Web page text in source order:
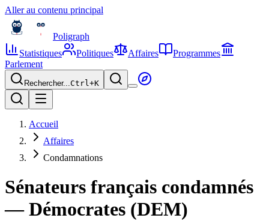
Aller au contenu principal
Poligraph
Statistiques
Politiques Affaires
Programmes
Parlement
Rechercher...Ctrl+K
Accueil
Affaires
Condamnations
Sénateurs français condamnés
— Démocrates (DEM)